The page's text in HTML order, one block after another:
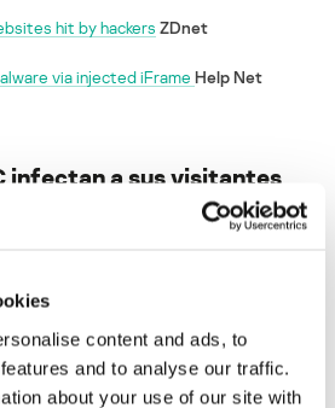
content and ads, to
and to analyse our traffic.
about your use of our site with
hit by hackers ZDnet
via injected iFrame Help Net
infectan a sus visitantes
electrónico no será publicada. Los